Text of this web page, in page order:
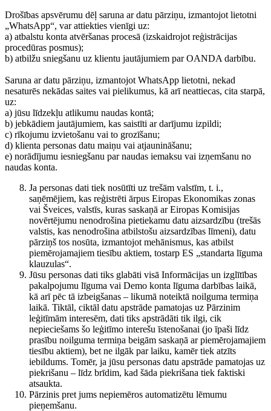
Drošības apsvērumu dēļ saruna ar datu pārziņu, izmantojot lietotni
„WhatsApp“, var attiekties vienīgi uz:
a) atbalstu konta atvēršanas procesā (izskaidrojot reģistrācijas
procedūras posmus);
b) atbilžu sniegšanu uz klientu jautājumiem par OANDA darbību.
Saruna ar datu pārziņu, izmantojot WhatsApp lietotni, nekad
nesaturēs nekādas saites vai pielikumus, kā arī neattiecas, cita starpā,
uz:
a) jūsu līdzekļu atlikumu naudas kontā;
b) jebkādiem jautājumiem, kas saistīti ar darījumu izpildi;
c) rīkojumu izvietošanu vai to grozīšanu;
d) klienta personas datu maiņu vai atjaunināšanu;
e) norādījumu iesniegšanu par naudas iemaksu vai izņemšanu no
naudas konta.
Ja personas dati tiek nosūtīti uz trešām valstīm, t. i.,
saņēmējiem, kas reģistrēti ārpus Eiropas Ekonomikas zonas
vai Šveices, valstīs, kuras saskaņā ar Eiropas Komisijas
novērtējumu nenodrošina pietiekamu datu aizsardzību (trešās
valstis, kas nenodrošina atbilstošu aizsardzības līmeni), datu
pārziņš tos nosūta, izmantojot mehānismus, kas atbilst
piemērojamajiem tiesību aktiem, tostarp ES „standarta līguma
klauzulas“.
Jūsu personas dati tiks glabāti visā Informācijas un izglītības
pakalpojumu līguma vai Demo konta līguma darbības laikā,
kā arī pēc tā izbeigšanas – likumā noteiktā noilguma termiņa
laikā. Tiktāl, ciktāl datu apstrāde pamatojas uz Pārzinim
leģitīmām interesēm, dati tiks apstrādāti tik ilgi, cik
nepieciešams šo leģitīmo interešu īstenošanai (jo īpaši līdz
prasību noilguma termiņa beigām saskaņā ar piemērojamajiem
tiesību aktiem), bet ne ilgāk par laiku, kamēr tiek atzīts
iebildums. Tomēr, ja jūsu personas datu apstrāde pamatojas uz
piekrišanu – līdz brīdim, kad šāda piekrišana tiek faktiski
atsaukta.
Pārzinis pret jums nepiemēros automatizētu lēmumu
pieņemšanu.